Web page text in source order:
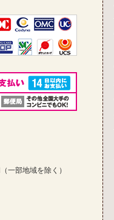
一部地域を除く）